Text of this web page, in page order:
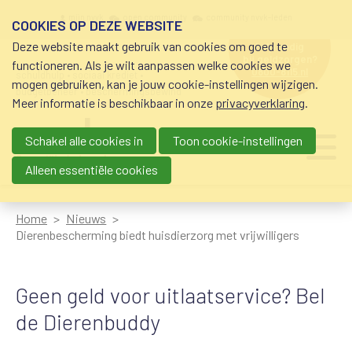
schuldhulp • sociaal krediet •
budgetbeheer • beschermingsbewind
hulp nodig
bij geldzorgen?
0800-8115.nl
Main navigation
Home
Nieuws
Dierenbescherming biedt huisdierzorg met vrijwilligers
Geen geld voor uitlaatservice? Bel
de Dierenbuddy
COOKIES OP DEZE WEBSITE
Deze website maakt gebruik van cookies om goed te
functioneren. Als je wilt aanpassen welke cookies we
mogen gebruiken, kan je jouw cookie-instellingen wijzigen.
Meer informatie is beschikbaar in onze privacyverklaring.
Schakel alle cookies in
Toon cookie-instellingen
Alleen essentiële cookies